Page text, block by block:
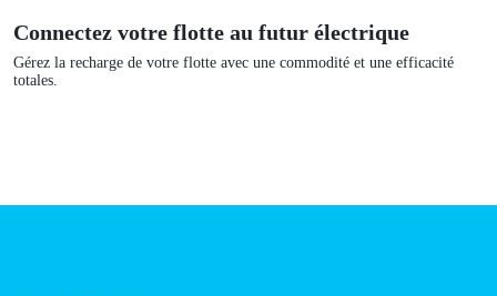
Connectez votre flotte au futur électrique
Gérez la recharge de votre flotte avec une commodité et une efficacité
totales.